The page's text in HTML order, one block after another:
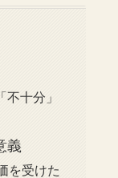
十分」
義
を受けた